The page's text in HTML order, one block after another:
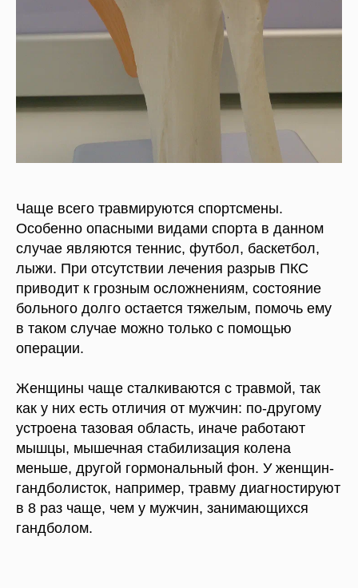
Чаще всего травмируются спортсмены.
Особенно опасными видами спорта в данном
случае являются теннис, футбол, баскетбол,
лыжи. При отсутствии лечения разрыв ПКС
приводит к грозным осложнениям, состояние
больного долго остается тяжелым, помочь ему
в таком случае можно только с помощью
операции.
Женщины чаще сталкиваются с травмой, так
как у них есть отличия от мужчин: по-другому
устроена тазовая область, иначе работают
мышцы, мышечная стабилизация колена
меньше, другой гормональный фон. У женщин-
гандболисток, например, травму диагностируют
в 8 раз чаще, чем у мужчин, занимающихся
гандболом.